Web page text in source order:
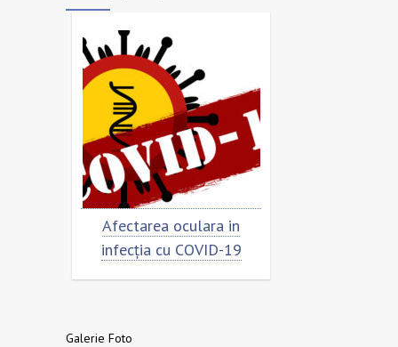
Afectarea oculara in
infecția cu COVID-19
Galerie Foto